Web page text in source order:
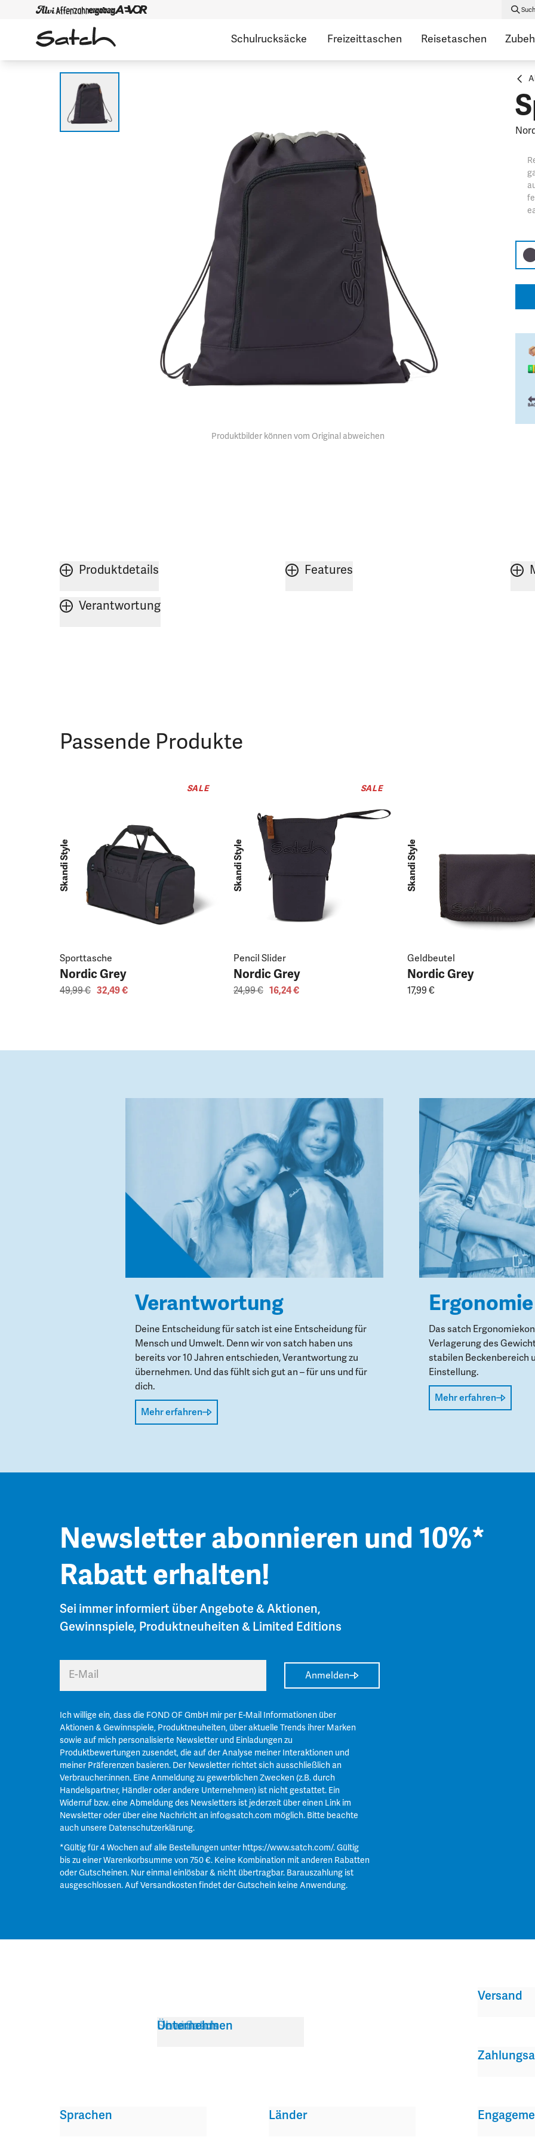
Schulrucksäcke Freizeittaschen Reisetaschen
Produktbilder können vom Original abweichen
Produktdetails Features
Verantwortung
Passende Produkte
SALE
Skandi Style
Sporttasche
Nordic Grey
49,99 € 32,49 €
SALE
Skandi Style
Pencil Slider
Nordic Grey
24,99 € 16,24 €
Skandi Style
Geldbeutel
Nordic Grey
17,99 €
Verantwortung
Deine Entscheidung für satch ist eine Entscheidung für
Mensch und Umwelt. Denn wir von satch haben uns
bereits vor 10 Jahren entschieden, Verantwortung zu
übernehmen. Und das fühlt sich gut an – für uns und für
dich.
Mehr erfahren
Ergonomie
Das satch
Verlagerung des
stabilen Beckenbereich
Einstellung.
Mehr erfahren
Newsletter abonnieren und 10%*
Rabatt erhalten!
Sei immer informiert über Angebote & Aktionen,
Gewinnspiele, Produktneuheiten & Limited Editions
E-Mail Anmelden
Ich willige ein, dass die FOND OF GmbH mir per E-Mail Informationen über
Aktionen & Gewinnspiele, Produktneuheiten, über aktuelle Trends ihrer Marken
sowie auf mich personalisierte Newsletter und Einladungen zu
Produktbewertungen zusendet, die auf der Analyse meiner Interaktionen und
meiner Präferenzen basieren. Der Newsletter richtet sich ausschließlich an
Verbraucher:innen. Eine Anmeldung zu gewerblichen Zwecken (z.B. durch
Handelspartner, Händler oder andere Unternehmen) ist nicht gestattet. Ein
Widerruf bzw. eine Abmeldung des Newsletters ist jederzeit über einen Link im
Newsletter oder über eine Nachricht an info@satch.com möglich. Bitte beachte
auch unsere Datenschutzerklärung.
*Gültig für 4 Wochen auf alle Bestellungen unter https://www.satch.com/. Gültig
bis zu einer Warenkorbsumme von 750 €. Keine Kombination mit anderen Rabatten
oder Gutscheinen. Nur einmal einlösbar & nicht übertragbar. Barauszahlung ist
ausgeschlossen. Auf Versandkosten findet der Gutschein keine Anwendung.
Service
Über Satch
Downloads
Unternehmen
Versand
Sprachen Länder